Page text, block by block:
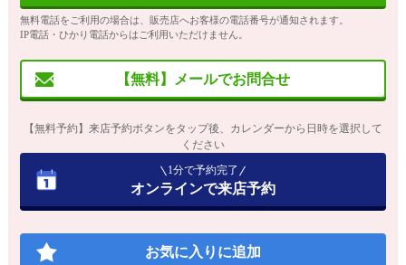
無料電話をご利用の場合は、販売店へお客様の電話番号が通知されます。
IP電話・ひかり電話からはご利用いただけません。
【無料】メールでお問合せ
【無料予約】来店予約ボタンをタップ後、カレンダーから日時を選択して
ください
1分で予約完了
オンラインで来店予約
お気に入りに追加